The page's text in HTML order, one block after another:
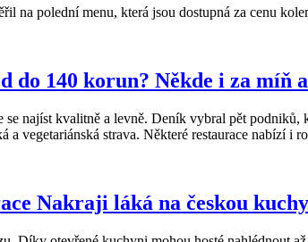
na polední menu, která jsou dostupná za cenu
140 korun? Někde i za míň
najíst kvalitně a levně. Deník vybral pět
vegetariánská strava. Některé restaurace nabízí i
Nakraji láká na českou